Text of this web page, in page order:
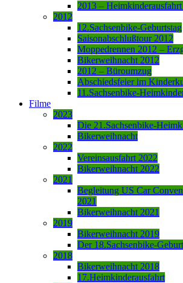
2013 –
2012
12.Sachsenbike-Geburtstag
Saisonabschlußtour 2012
Moppedrennen 2012 –
Bikerweihnacht 2012
2012 – Büroumzug
Abschiedsfeier im
11.Sachsenbike-
Filme
2023
Die 21.Sachsenbike-
Bikerweihnacht
2022
Vereinsausfahrt 2022
Bikerweihnacht 2022
2021
Begleitung US Car
2021
Bikerweihnacht 2021
2019
Bikerweihnacht 2019
Der 18.Sachsenbike-
2018
Bikerweihnacht 2018
17.Heimkinderausfahrt